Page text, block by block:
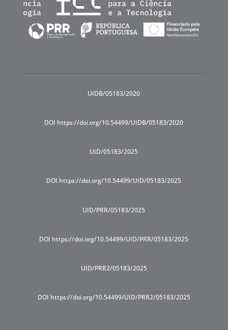
UIDB/05183/2020
DOI https://doi.org/10.54499/UIDB/05183/2020
UID/05183/2025
DOI https://doi.org/10.54499/UID/05183/2025
UID/PRR/05183/2025
DOI https://doi.org/10.54499/UID/PRR/05183/2025
UID/PRR2/05183/2025
DOI https://doi.org/10.54499/UID/PRR2/05183/2025